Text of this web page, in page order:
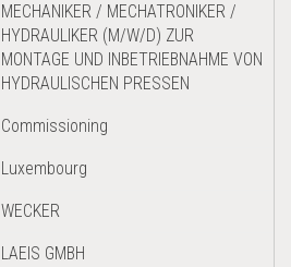
MECHANIKER / MECHATRONIKER /
HYDRAULIKER (M/W/D) ZUR
MONTAGE UND INBETRIEBNAHME VON
HYDRAULISCHEN PRESSEN
Commissioning
Luxembourg
WECKER
LAEIS GMBH